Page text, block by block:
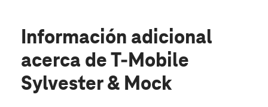
Información adicional
acerca de T-Mobile
Sylvester & Mock